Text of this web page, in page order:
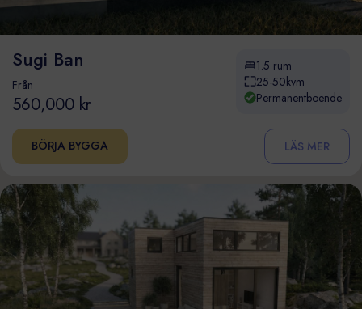
Sugi Ban
Från
560,000 kr
1.5 rum
25-50kvm
Permanentboende
BÖRJA BYGGA LÄS MER